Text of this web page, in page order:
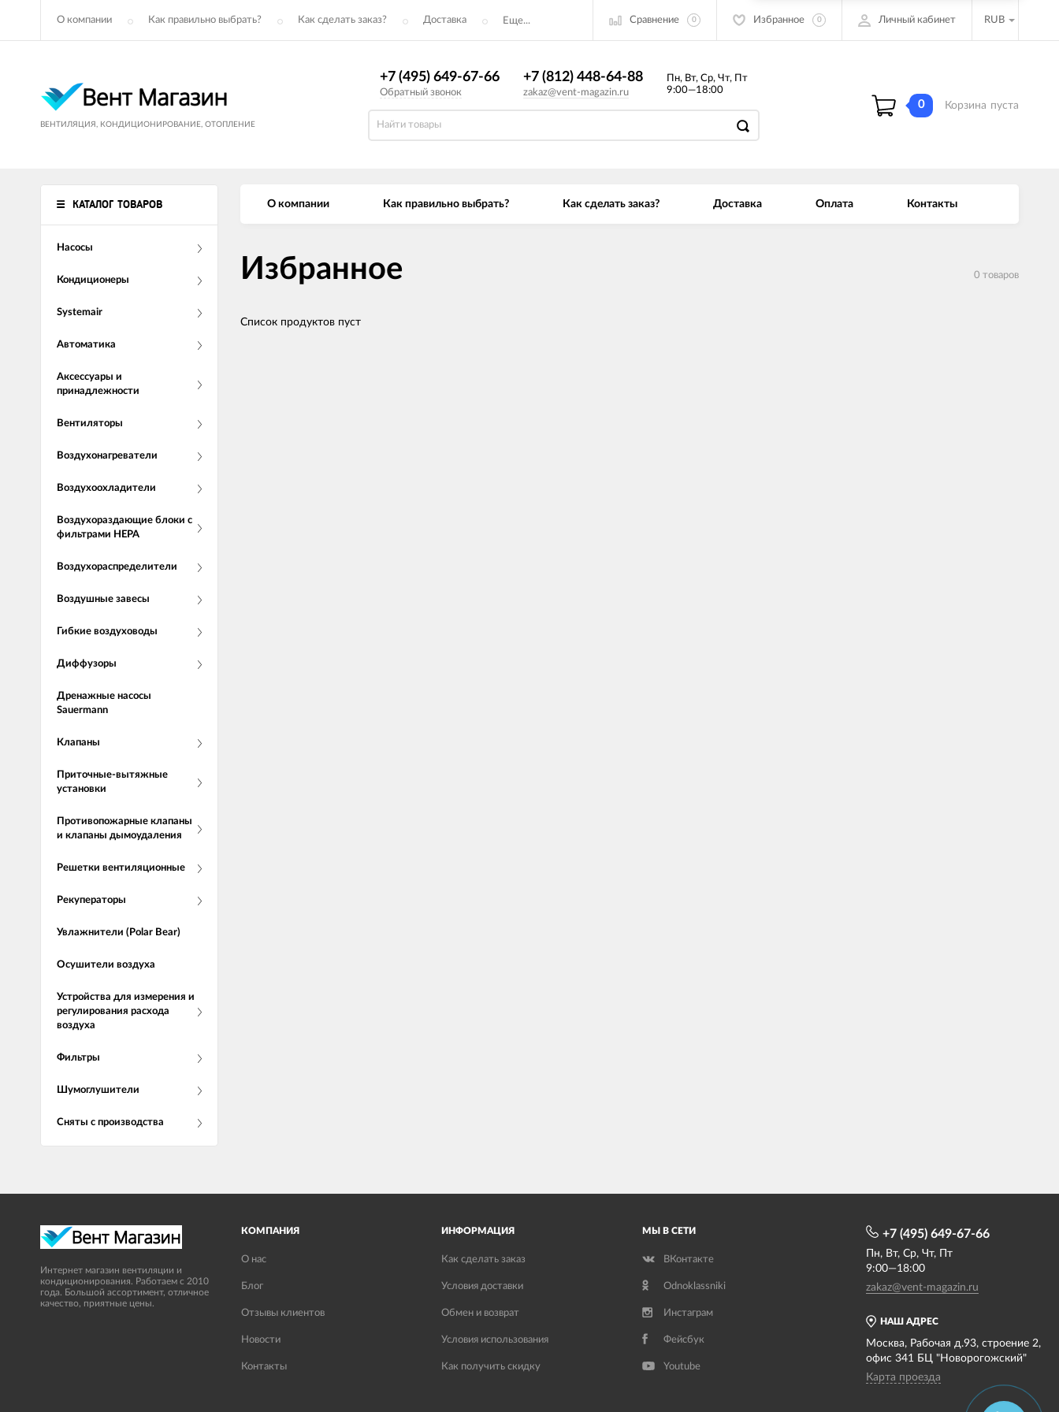
О компании Как правильно выбрать? Как сделать заказ? Доставка Еще... Сравнение 0 Избранное 0 Личный кабинет RUB
ВЕНТИЛЯЦИЯ, КОНДИЦИОНИРОВАНИЕ, ОТОПЛЕНИЕ
+7 (495) 649-67-66
Обратный звонок
+7 (812) 448-64-88
zakaz@vent-magazin.ru
Пн, Вт, Ср, Чт, Пт
9:00—18:00
0 Корзина пуста
КАТАЛОГ ТОВАРОВ
Насосы
Кондиционеры
Systemair
Автоматика
Аксессуары и
принадлежности
Вентиляторы
Воздухонагреватели
Воздухоохладители
Воздухораздающие блоки с
фильтрами НЕРА
Воздухораспределители
Воздушные завесы
Гибкие воздуховоды
Диффузоры
Дренажные насосы
Sauermann
Клапаны
Приточные-вытяжные
установки
Противопожарные клапаны
и клапаны дымоудаления
Решетки вентиляционные
Рекуператоры
Увлажнители (Polar Bear)
Осушители воздуха
Устройства для измерения и
регулирования расхода
воздуха
Фильтры
Шумоглушители
Сняты с производства
О компании Как правильно выбрать? Как сделать заказ? Доставка Оплата Контакты
Избранное 0 товаров
Список продуктов пуст
Интернет магазин вентиляции и
кондиционирования. Работаем с 2010
года. Большой ассортимент, отличное
качество, приятные цены.
КОМПАНИЯ
О нас
Блог
Отзывы клиентов
Новости
Контакты
ИНФОРМАЦИЯ
Как сделать заказ
Условия доставки
Обмен и возврат
Условия использования
Как получить скидку
МЫ В СЕТИ
ВКонтакте
Odnoklassniki
Инстаграм
Фейсбук
Youtube
НАШ АДРЕС
Москва, Рабочая д.93, строение 2,
офис 341 БЦ "Новорогожский"
Карта проезда
+7 (495) 649-67-66
Пн, Вт, Ср, Чт, Пт
9:00—18:00
zakaz@vent-magazin.ru